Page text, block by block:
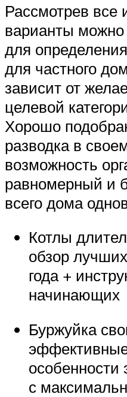
Рассмотрев
варианты
для
для частного
зависит от
целевой
Хорошо
разводка в
возможность
равномерный и
всего дома
Котлы
обзор
года +
начинающих
Буржуйка
особенности
с